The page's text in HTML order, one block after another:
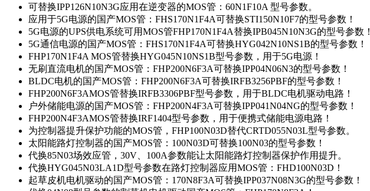
可替换IPP126N10N3G应用在逆变器的MOS管：60N1F10A 型号参数。
应用于5G电源的国产MOS管：FHS170N1F4A可替换STI150N10F7的型号参数！
5G电源的UPS供电系统可用MOS管FHP170N1F4A替换IPB045N10N3G的型号参数！
5G通信电源的国产MOS管：FHS170N1F4A可替换HYG042N10NS1B的型号参数！
FHP170N1F4A MOS管替换HYG045N10NS1B型号参数，用于5G电源！
无刷直流电机的国产MOS管：FHP200N6F3A可替换IPP04N06N3的型号参数！
BLDC电机的国产MOS管：FHP200N6F3A可替换IRFB3256PBF的型号参数！
FHP200N6F3AMOS管替换IRFB3306PBF型号参数，用于BLDC电机驱动电路！
户外储能电源的国产MOS管：FHP200N4F3A可替换IPP041N04NG的型号参数！
FHP200N4F3AMOS管替换IRF1404型号参数，用于便携式储能电源电路！
为控制器提升保护功能的MOS管，FHP100N03D替代CRTD055N03L型号参数。
太阳能路灯控制器的国产MOS管：100N03D可替换100N03的型号参数！
代换85N03场效应管，30V、100A参数能让太阳能路灯控制器保护作用提升。
代换HYG045N03LA1D型号参数在路灯控制器应用MOS管：FHD100N03D！
起草皮机电机驱动的国产MOS管：170N8F3A可替换IPP037N08N3G的型号参数！